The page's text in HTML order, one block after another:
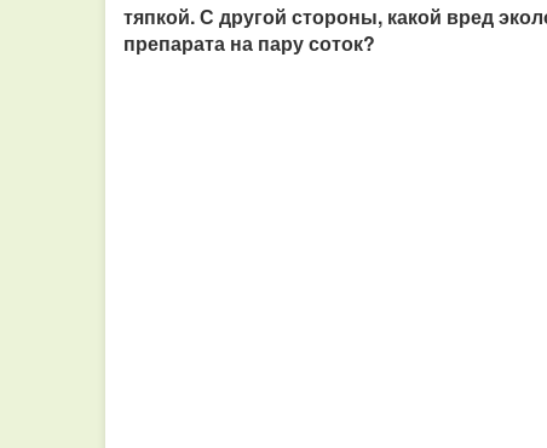
тяпкой. С другой стороны, какой вред
препарата на пару соток?